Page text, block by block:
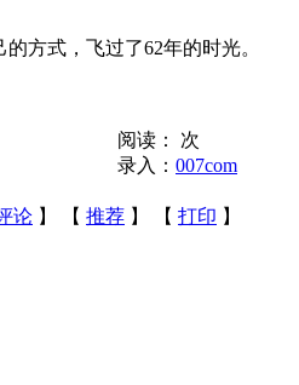
方式，飞过了62年的时光。
阅读：
次
录入： 007com
论 】 【 推荐 】 【 打印 】